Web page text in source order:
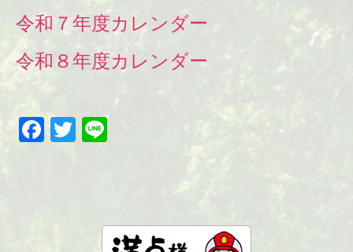
令和７年度カレンダー
令和８年度カレンダー
Facebook
Twitter